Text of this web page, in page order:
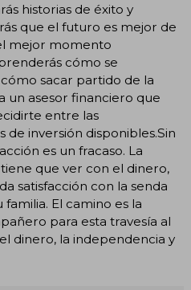
historias de éxito y
que el futuro es mejor de
mejor momento
cómo se
sacar partido de la
un asesor financiero que
entre las
inversión disponibles.Sin
es un fracaso. La
que ver con el dinero,
satisfacción con la senda
El camino es la
para esta travesía al
dinero, la independencia y